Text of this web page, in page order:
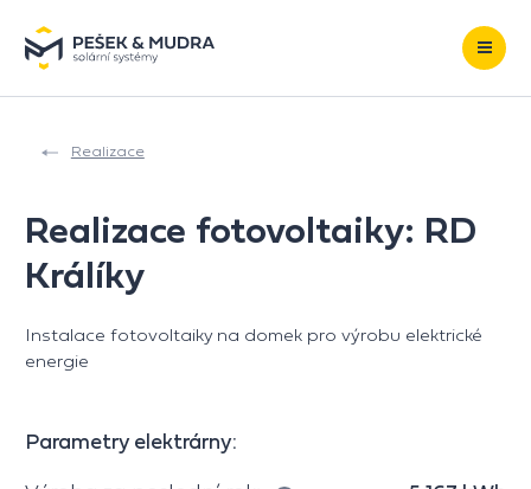
Realizace
Realizace fotovoltaiky: RD
Králíky
Instalace fotovoltaiky na domek pro výrobu elektrické
energie
Parametry elektrárny: